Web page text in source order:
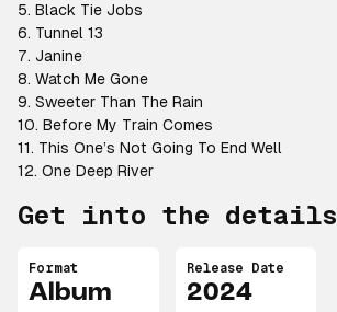
5. Black Tie Jobs
6. Tunnel 13
7. Janine
8. Watch Me Gone
9. Sweeter Than The Rain
10. Before My Train Comes
11. This One’s Not Going To End Well
12. One Deep River
Get into the details
Format
Album
Release Date
2024